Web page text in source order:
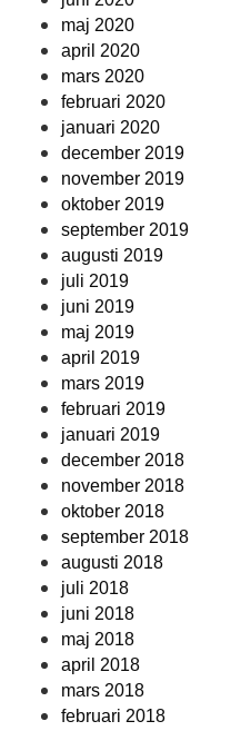
maj 2020
april 2020
mars 2020
februari 2020
januari 2020
december 2019
november 2019
oktober 2019
september 2019
augusti 2019
juli 2019
juni 2019
maj 2019
april 2019
mars 2019
februari 2019
januari 2019
december 2018
november 2018
oktober 2018
september 2018
augusti 2018
juli 2018
juni 2018
maj 2018
april 2018
mars 2018
februari 2018